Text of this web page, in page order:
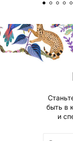
быть в
и